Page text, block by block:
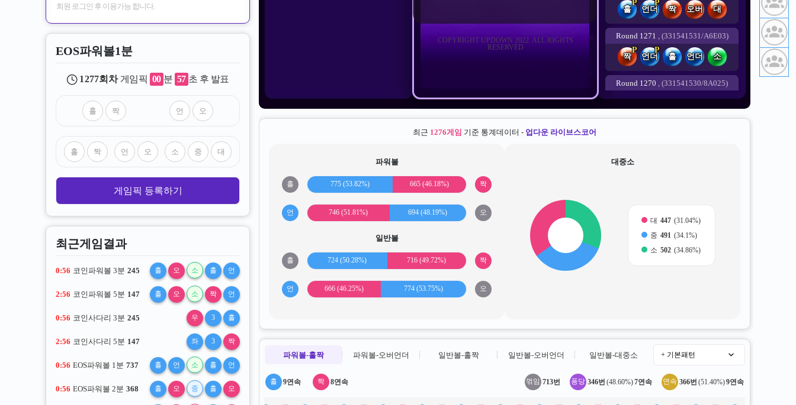
회원 로그인 후 이용가능 합니다.
EOS파워볼1분
1277회차게임픽 00 분 55 초 후 발표
게임픽 등록하기
최근게임결과
0:54 코인파워볼 3분 245 홀 오 소 홀 언
2:54 코인파워볼 5분 147 홀 오 소 짝 언
0:54 코인사다리 3분 245 우 3 홀
2:54 코인사다리 5분 147 좌 3 짝
0:54 EOS파워볼 1분 737
0:54 EOS파워볼 2분 368 홀 오 중 홀 오